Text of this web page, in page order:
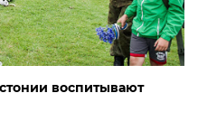
воспитывают